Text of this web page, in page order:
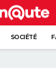
SOCIÉTÉ